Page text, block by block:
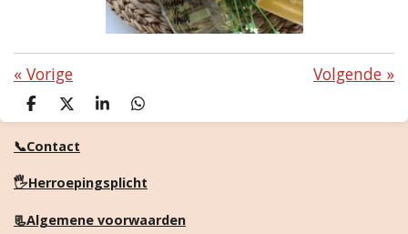
« Vorige Volgende »
D
e
l
n
D
e
e
S
h
e
D
e
n
📞Contact
🖐️Herroepingsplicht
📃Algemene voorwaarden